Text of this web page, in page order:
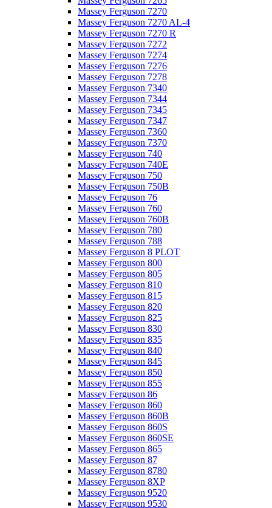
Massey Ferguson 7270
Massey Ferguson 7270 AL-4
Massey Ferguson 7270 R
Massey Ferguson 7272
Massey Ferguson 7274
Massey Ferguson 7276
Massey Ferguson 7278
Massey Ferguson 7340
Massey Ferguson 7344
Massey Ferguson 7345
Massey Ferguson 7347
Massey Ferguson 7360
Massey Ferguson 7370
Massey Ferguson 740
Massey Ferguson 740E
Massey Ferguson 750
Massey Ferguson 750B
Massey Ferguson 76
Massey Ferguson 760
Massey Ferguson 760B
Massey Ferguson 780
Massey Ferguson 788
Massey Ferguson 8 PLOT
Massey Ferguson 800
Massey Ferguson 805
Massey Ferguson 810
Massey Ferguson 815
Massey Ferguson 820
Massey Ferguson 825
Massey Ferguson 830
Massey Ferguson 835
Massey Ferguson 840
Massey Ferguson 845
Massey Ferguson 850
Massey Ferguson 855
Massey Ferguson 86
Massey Ferguson 860
Massey Ferguson 860B
Massey Ferguson 860S
Massey Ferguson 860SE
Massey Ferguson 865
Massey Ferguson 87
Massey Ferguson 8780
Massey Ferguson 8XP
Massey Ferguson 9520
Massey Ferguson 9530